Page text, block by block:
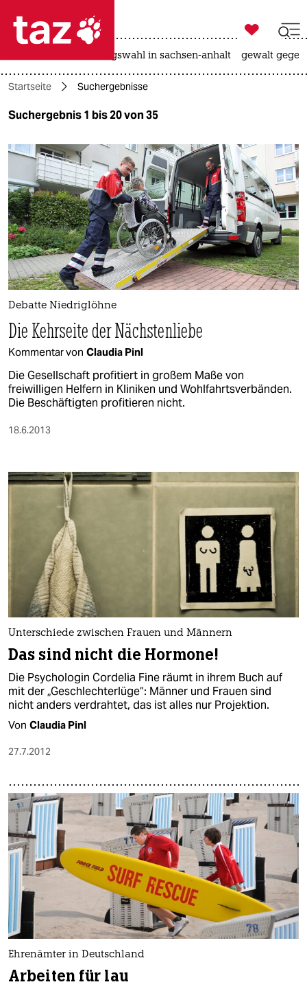
 taz zahl ich
taz zahl ich
themen
politik
öko
gesellschaft
kultur
sport
berlin
nord
wahrheit
verlag
verlag
shop
fragen & hilfe
unterstützen
abo
genossenschaft
epaper login

taz zahl ich
landtagswahl in sachsen-anhalt gewalt
Startseite Suchergebnisse
Suchergebnis 1 bis 20 von 35
Debatte Niedriglöhne
Die Kehrseite der Nächstenliebe
Kommentar von Claudia Pinl
Die Gesellschaft profitiert in großem Maße von
freiwilligen Helfern in Kliniken und Wohlfahrtsverbänden.
Die Beschäftigten profitieren nicht.
18.6.2013
Unterschiede zwischen Frauen und Männern
Das sind nicht die Hormone!
Die Psychologin Cordelia Fine räumt in ihrem Buch auf
mit der „Geschlechterlüge“: Männer und Frauen sind
nicht anders verdrahtet, das ist alles nur Projektion.
Von Claudia Pinl
27.7.2012
Ehrenämter in Deutschland
Arbeiten für lau